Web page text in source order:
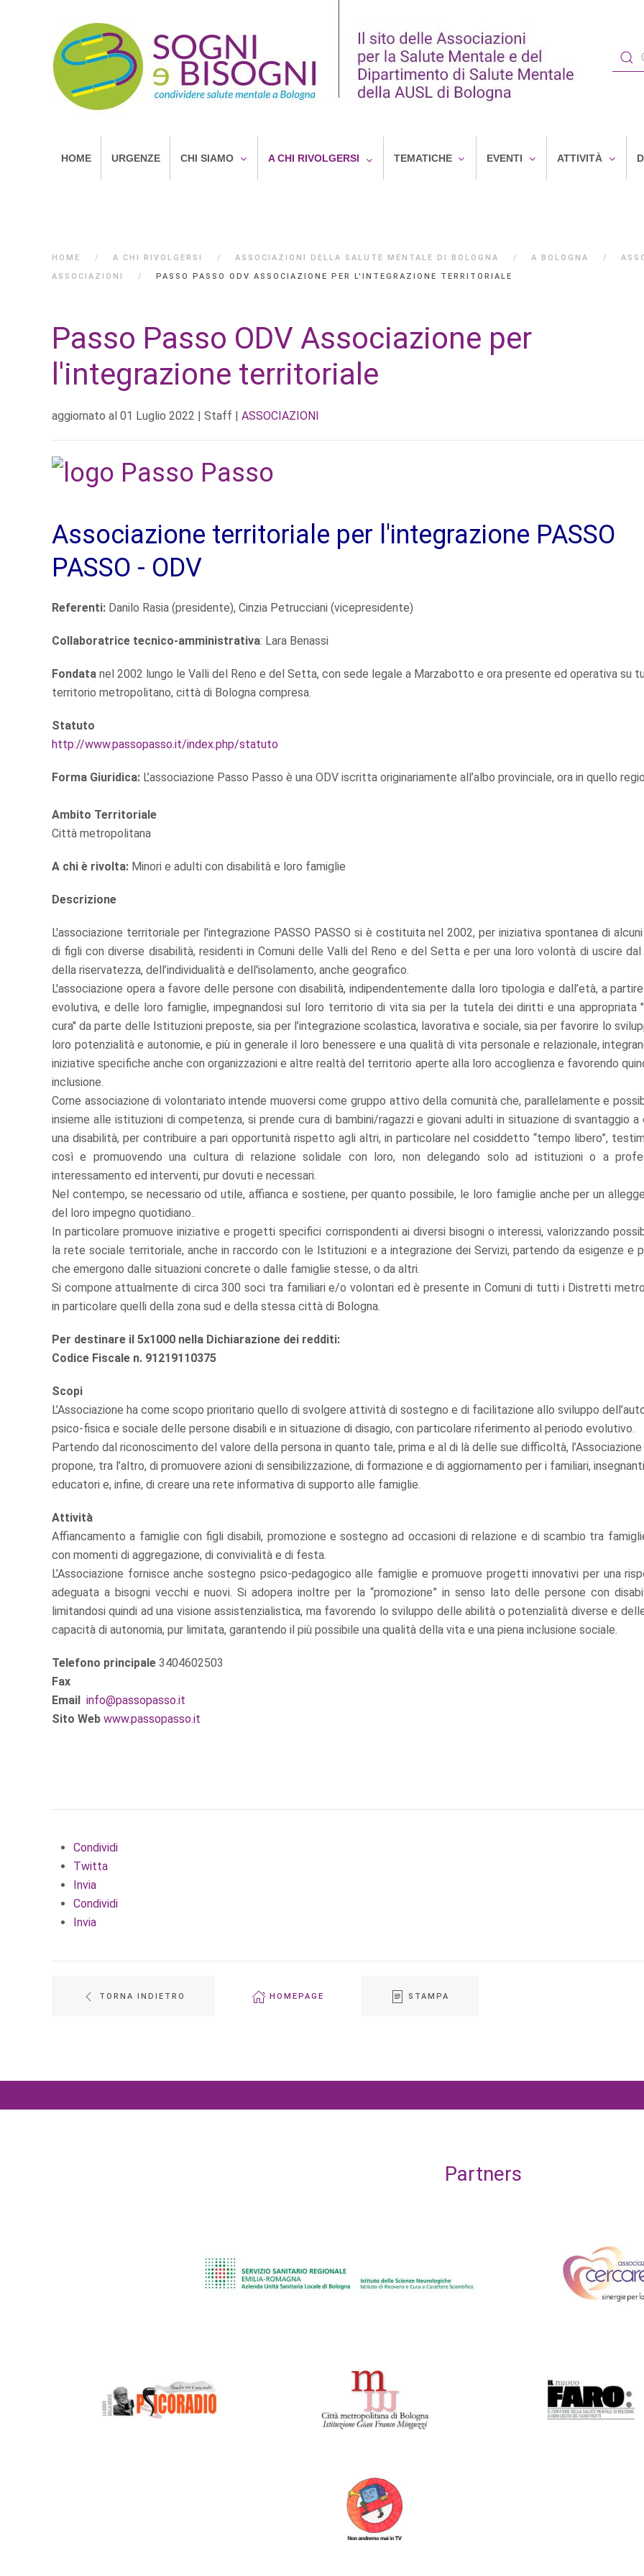
HOME URGENZE CHI SIAMO A CHI RIVOLGERSI TEMATICHE EVENTI ATTIVITÀ
HOME A CHI RIVOLGERSI ASSOCIAZIONI DELLA SALUTE MENTALE DI BOLOGNA A BOLOGNA
ASSOCIAZIONI
PASSO PASSO ODV ASSOCIAZIONE PER L'INTEGRAZIONE TERRITORIALE
Passo Passo ODV Associazione per
l'integrazione territoriale
aggiornato al 01 Luglio 2022 | Staff | ASSOCIAZIONI
Associazione territoriale per l'integrazione PASSO
PASSO - ODV
Referenti: Danilo Rasia (presidente), Cinzia Petrucciani (vicepresidente)
Collaboratrice tecnico-amministrativa: Lara Benassi
Fondata nel 2002 lungo le Valli del Reno e del Setta, con sede legale a Marzabotto e ora presente ed operativa su
territorio metropolitano, città di Bologna compresa.
Statuto
http://www.passopasso.it/index.php/statuto
Forma Giuridica: L’associazione Passo Passo è una ODV iscritta originariamente all’albo provinciale, ora in quello
Ambito Territoriale
Città metropolitana
A chi è rivolta: Minori e adulti con disabilità e loro famiglie
Descrizione
L'associazione territoriale per l'integrazione PASSO PASSO si è costituita nel 2002, per iniziativa spontanea di
di figli con diverse disabilità, residenti in Comuni delle Valli del Reno e del Setta e per una loro volontà di uscire dal
della riservatezza, dell’individualità e dell'isolamento, anche geografico.
L'associazione opera a favore delle persone con disabilità, indipendentemente dalla loro tipologia e dall’età, a
evolutiva, e delle loro famiglie, impegnandosi sul loro territorio di vita sia per la tutela dei diritti e una appropriata
cura" da parte delle Istituzioni preposte, sia per l’integrazione scolastica, lavorativa e sociale, sia per favorire lo
loro potenzialità e autonomie, e più in generale il loro benessere e una qualità di vita personale e relazionale,
iniziative specifiche anche con organizzazioni e altre realtà del territorio aperte alla loro accoglienza e favorendo
inclusione.
Come associazione di volontariato intende muoversi come gruppo attivo della comunità che, parallelamente e
insieme alle istituzioni di competenza, si prende cura di bambini/ragazzi e giovani adulti in situazione di svantaggio a
una disabilità, per contribuire a pari opportunità rispetto agli altri, in particolare nel cosiddetto “tempo libero”,
così e promuovendo una cultura di relazione solidale con loro, non delegando solo ad istituzioni o a
interessamento ed interventi, pur dovuti e necessari.
Nel contempo, se necessario od utile, affianca e sostiene, per quanto possibile, le loro famiglie anche per un
del loro impegno quotidiano..
In particolare promuove iniziative e progetti specifici corrispondenti ai diversi bisogni o interessi, valorizzando
la rete sociale territoriale, anche in raccordo con le Istituzioni e a integrazione dei Servizi, partendo da esigenze e
che emergono dalle situazioni concrete o dalle famiglie stesse, o da altri.
Si compone attualmente di circa 300 soci tra familiari e/o volontari ed è presente in Comuni di tutti i Distretti
in particolare quelli della zona sud e della stessa città di Bologna.
Per destinare il 5x1000 nella Dichiarazione dei redditi:
Codice Fiscale n. 91219110375
Scopi
L’Associazione ha come scopo prioritario quello di svolgere attività di sostegno e di facilitazione allo sviluppo
psico-fisica e sociale delle persone disabili e in situazione di disagio, con particolare riferimento al periodo evolutivo.
Partendo dal riconoscimento del valore della persona in quanto tale, prima e al di là delle sue difficoltà, l’Associazione
propone, tra l’altro, di promuovere azioni di sensibilizzazione, di formazione e di aggiornamento per i familiari,
educatori e, infine, di creare una rete informativa di supporto alle famiglie.
Attività
Affiancamento a famiglie con figli disabili, promozione e sostegno ad occasioni di relazione e di scambio tra
con momenti di aggregazione, di convivialità e di festa.
L’Associazione fornisce anche sostegno psico-pedagogico alle famiglie e promuove progetti innovativi per una
adeguata a bisogni vecchi e nuovi. Si adopera inoltre per la “promozione” in senso lato delle persone con
limitandosi quindi ad una visione assistenzialistica, ma favorendo lo sviluppo delle abilità o potenzialità diverse e
capacità di autonomia, pur limitata, garantendo il più possibile una qualità della vita e una piena inclusione sociale.
Telefono principale 3404602503
Fax
Email
info@passopasso.it
Sito Web www.passopasso.it
Condividi
Twitta
Invia
Condividi
Invia
TORNA INDIETRO HOMEPAGE STAMPA
Partners